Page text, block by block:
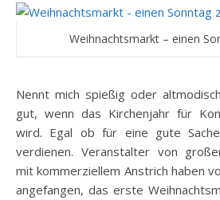
Weihnachtsmarkt – einen
Nennt mich spießig oder
gut, wenn das Kirchenjahr für
wird. Egal ob für eine gute
verdienen. Veranstalter von
mit kommerziellem Anstrich haben
angefangen, das erste